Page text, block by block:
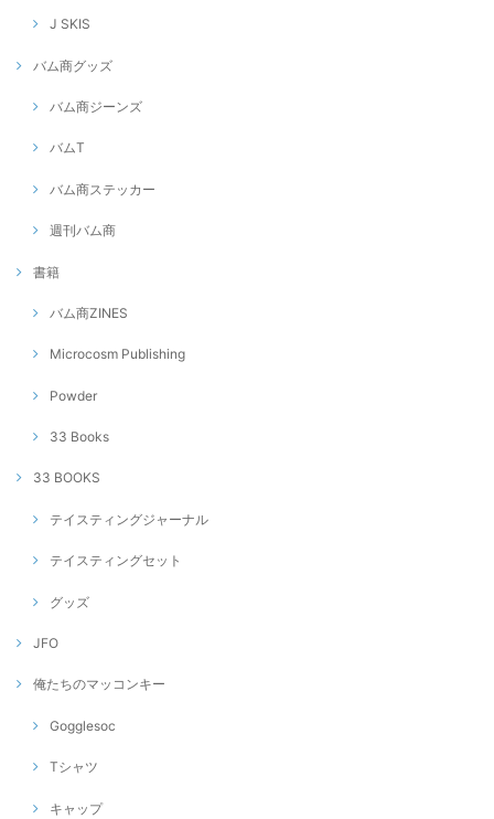
J SKIS
バム商グッズ
バム商ジーンズ
バムT
バム商ステッカー
週刊バム商
書籍
バム商ZINES
Microcosm Publishing
Powder
33 Books
33 BOOKS
テイスティングジャーナル
テイスティングセット
グッズ
JFO
俺たちのマッコンキー
Gogglesoc
Tシャツ
キャップ